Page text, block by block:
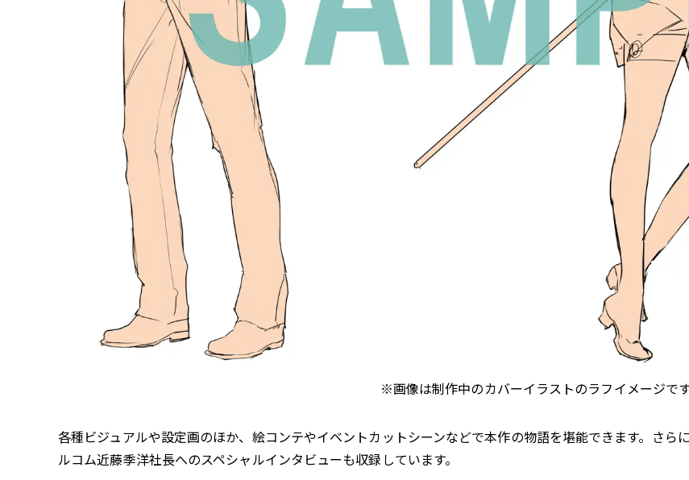
※画像は制作中のカバーイラストのラフイメージです
各種ビジュアルや設定画のほか、絵コンテやイベントカットシーンなどで本作の物語を堪能できます。さら
ルコム近藤季洋社長へのスペシャルインタビューも収録しています。